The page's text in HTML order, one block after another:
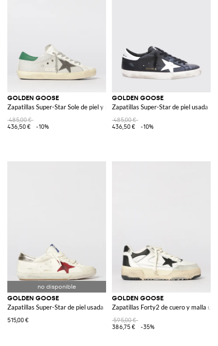
GOLDEN GOOSE
Zapatillas Super-Star Sole de piel y malla
485,00 €
436,50 €
-10%
GOLDEN GOOSE
Zapatillas Super-Star de piel usada
485,00 €
436,50 €
-10%
GOLDEN GOOSE
Zapatillas Super-Star de piel usada
515,00 €
GOLDEN GOOSE
Zapatillas Forty2 de cuero y malla
595,00 €
386,75 €
-35%